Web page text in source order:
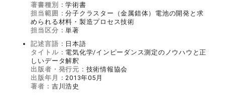
著書種別：学術書
担当範囲：分子クラスター（金属錯体）電池の開発と求
められる材料・製造プロセス技術
担当区分：単著
記述言語： 日本語
タイトル： 電気化学/インピーダンス測定のノウハウと正
しいデータ解釈
出版者・発行元： 技術情報協会
出版年月： 2013年05月
著者： 吉川浩史